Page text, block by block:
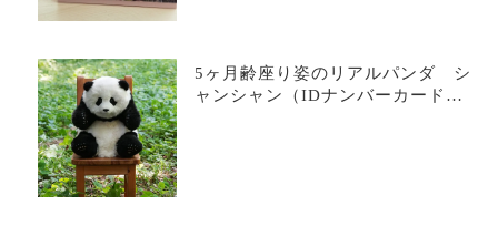
5ヶ月齢座り姿のリアルパンダ シ
ャンシャン（IDナンバーカード